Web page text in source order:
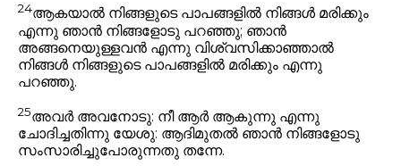
24ആകയാൽ നിങ്ങളുടെ പാപങ്ങളിൽ നിങ്ങൾ മരിക്കും
എന്നു ഞാൻ നിങ്ങളോടു പറഞ്ഞു; ഞാൻ
അങ്ങനെയുള്ളവൻ എന്നു വിശ്വസിക്കാഞ്ഞാൽ
നിങ്ങൾ നിങ്ങളുടെ പാപങ്ങളിൽ മരിക്കും എന്നു
പറഞ്ഞു.
25അവർ അവനോടു: നീ ആർ ആകുന്നു എന്നു
ചോദിച്ചതിന്നു യേശു: ആദിമുതൽ ഞാൻ നിങ്ങളോടു
സംസാരിച്ചുപോരുന്നതു തന്നേ.